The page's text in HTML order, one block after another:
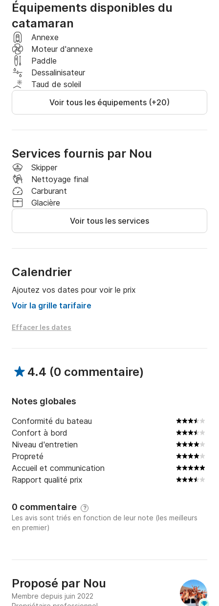
INCLUS
- 2 paddles/kayaks ??‍♂️ / ?
- Équipement ?
- Annexe ?
- Système audio ??
- etc.
NON INCLUS
- Skipper 200 €/jour
- Carburant : 50 €/jour
À régler avant l'embarquement
Uniquement pour les séjours d'une nuit
- Ménage : 200 €
Vivez une expérience inoubliable !
Équipements disponibles du
catamaran
Annexe
Moteur d'annexe
Paddle
Dessalinisateur
Taud de soleil
Voir tous les équipements (+20)
Services fournis par Nou
Skipper
Nettoyage final
Carburant
Glacière
Voir tous les services
Calendrier
Ajoutez vos dates pour voir le prix
Voir la grille tarifaire
Effacer les dates
4.4 (0 commentaire)
Notes globales
Conformité du bateau
Confort à bord
Niveau d'entretien
Propreté
Accueil et communication
Rapport qualité prix
0 commentaire ?
Les avis sont triés en fonction de leur note (les meilleurs
en premier)
Proposé par Nou
Membre depuis juin 2022